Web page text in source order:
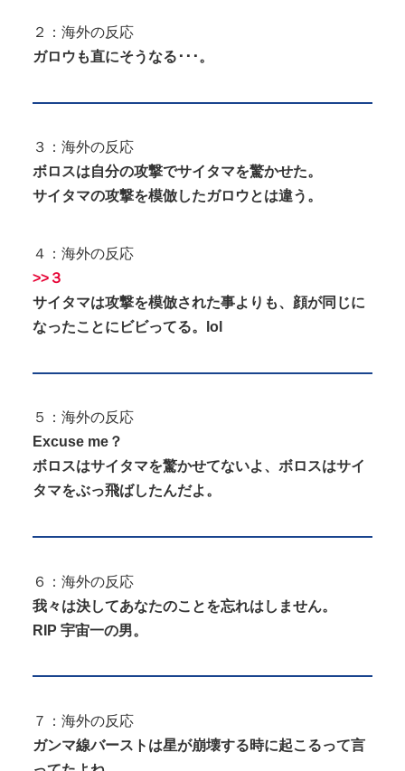
２：海外の反応
ガロウも直にそうなる･･･。
３：海外の反応
ボロスは自分の攻撃でサイタマを驚かせた。
サイタマの攻撃を模倣したガロウとは違う。
４：海外の反応
>>３
サイタマは攻撃を模倣された事よりも、顔が同じに
なったことにビビってる。lol
５：海外の反応
Excuse me？
ボロスはサイタマを驚かせてないよ、ボロスはサイ
タマをぶっ飛ばしたんだよ。
６：海外の反応
我々は決してあなたのことを忘れはしません。
RIP 宇宙一の男。
７：海外の反応
ガンマ線バーストは星が崩壊する時に起こるって言